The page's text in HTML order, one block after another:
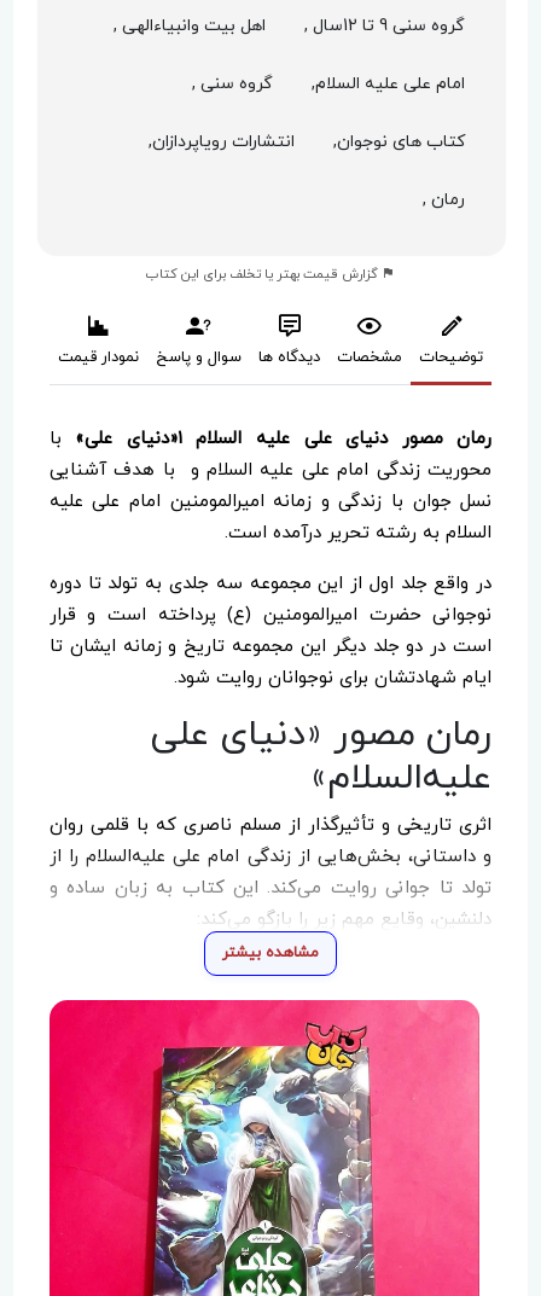
گروه سنی 9 تا 12سال , اهل بیت وانبیاءالهی ,
امام علی علیه السلام, گروه سنی ,
کتاب های نوجوان, انتشارات رویاپردازان,
رمان ,
گزارش قیمت بهتر یا تخلف برای این کتاب
توضیحات مشخصات دیدگاه ها سوال و پاسخ نمودار قیمت
رمان مصور دنیای علی علیه السلام ۱«دنیای علی»
با
محوریت زندگی امام علی علیه السلام و با هدف آشنایی
نسل جوان با زندگی و زمانه امیرالمومنین امام علی علیه
السلام به رشته تحریر درآمده است.
در واقع جلد اول از این مجموعه سه جلدی به تولد تا دوره
نوجوانی حضرت امیرالمومنین (ع) پرداخته است و قرار
است در دو جلد دیگر این مجموعه تاریخ و زمانه ایشان تا
ایام شهادتشان برای نوجوانان روایت شود.
رمان مصور «دنیای علی
علیه‌السلام»
اثری تاریخی و تأثیرگذار از مسلم ناصری که با قلمی روان
و داستانی، بخش‌هایی از زندگی امام علی علیه‌السلام را از
تولد تا جوانی روایت می‌کند. این کتاب به زبان ساده و
دلنشین، وقایع مهم زیر را بازگو می‌کند:
? تشرف به اسلام
دفاع جانانه از پیامبر اکرم صلی‌الله‌علیه‌وآله‌وسلم
و شخصیت‌های تاریخی مهمی چون: ابوطالب، ابولهب و
زید بن حارثه را معرفی می‌کند.
ویژگی‌های برجسته کتاب
روایت داستانی و تاریخی
تاریخ زندگی امام علی علیه‌السلام با نثری ساده و جذاب
مشاهده بیشتر